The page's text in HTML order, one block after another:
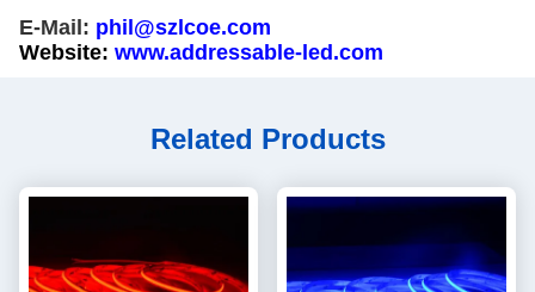
E-Mail: phil@szlcoe.com
Website: www.addressable-led.com
Related Products